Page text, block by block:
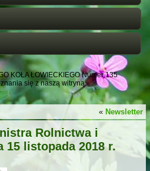
KOŁA ŁOWIECKIEGO Numer 135
się z naszą witryną.
« Newsletter
Rolnictwa i
15 listopada 2018 r.